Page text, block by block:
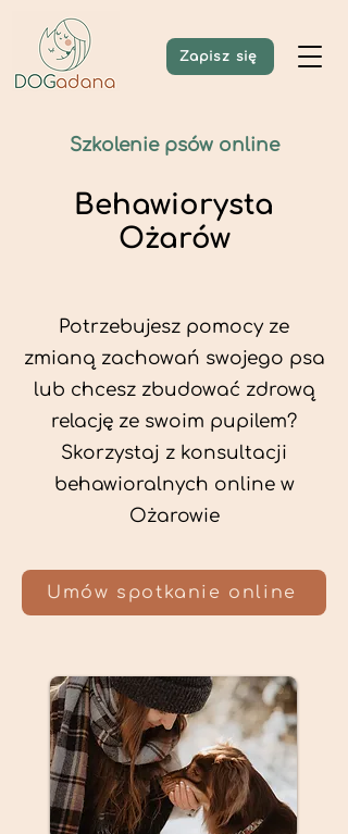
Zapisz się
Szkolenie psów online
Behawiorysta
Ożarów
Potrzebujesz pomocy ze
zmianą zachowań swojego psa
lub chcesz zbudować zdrową
relację ze swoim pupilem?
Skorzystaj z konsultacji
behawioralnych online w
Ożarowie
Umów spotkanie online